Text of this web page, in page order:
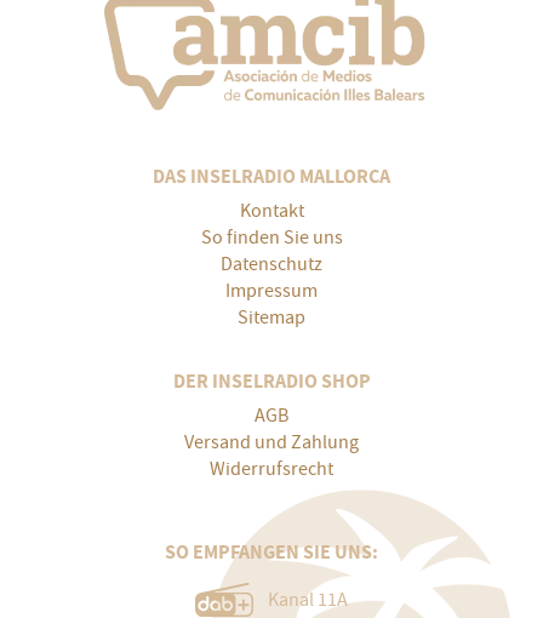
DAS INSELRADIO MALLORCA
Kontakt
So finden Sie uns
Datenschutz
Impressum
Sitemap
DER INSELRADIO SHOP
AGB
Versand und Zahlung
Widerrufsrecht
SO EMPFANGEN SIE UNS:
Kanal 11A